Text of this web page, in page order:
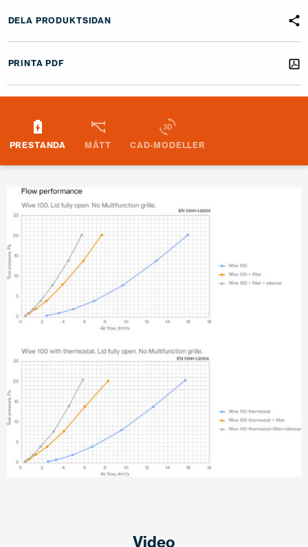
DELA PRODUKTSIDAN
PRINTA PDF
PRESTANDA MÅTT CAD-MODELLER
Video